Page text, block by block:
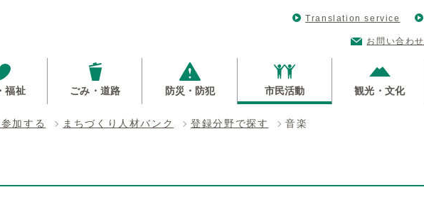
Translation service
お問い合わせ
福祉 ごみ・道路 防災・防犯 市民活動 観光・文化
加する まちづくり人材バンク 登録分野で探す 音楽